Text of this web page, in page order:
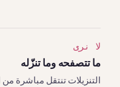
لا نرى
ما تتصفحه وما تنزّله
التنزيلات تنتقل مباشرة